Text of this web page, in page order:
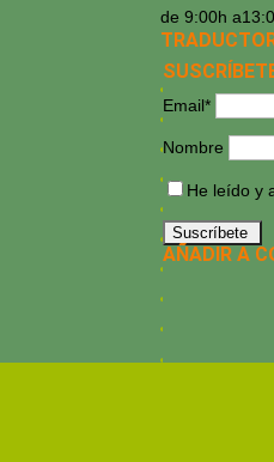
de 9:00h
Email*
Nombre
He leído y
AÑADIR A